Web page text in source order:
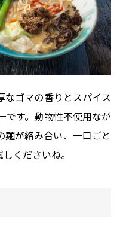
ゴマの香りとスパイス
です。動物性不使用なが
麺が絡み合い、一口ごと
くださいね。